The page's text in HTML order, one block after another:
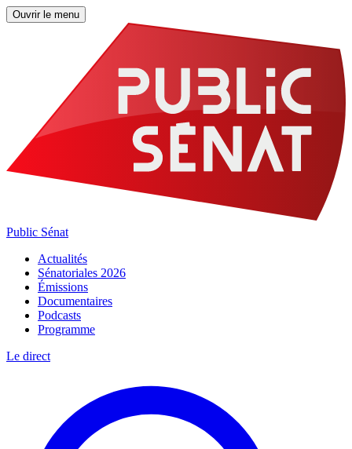
Ouvrir le menu
Public Sénat
Actualités
Sénatoriales 2026
Émissions
Documentaires
Podcasts
Programme
Le direct